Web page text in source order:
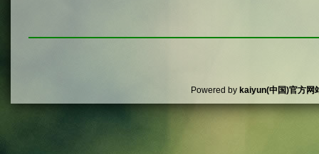
Powered by kaiyun(中国)官方网